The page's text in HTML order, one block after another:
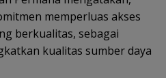
memperluas akses
berkualitas, sebagai
kualitas sumber daya